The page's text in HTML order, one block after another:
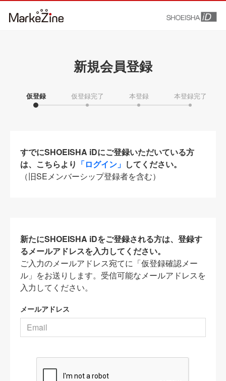
新規会員登録
仮登録 仮登録完了 本登録 本登録完了
すでにSHOEISHA iDにご登録いただいている方
は、こちらより 「ログイン」 してください。
（旧SEメンバーシップ登録者を含む）
新たにSHOEISHA iDをご登録される方は、登録す
るメールアドレスを入力してください。
ご入力のメールアドレス宛てに「仮登録確認メー
ル」をお送りします。受信可能なメールアドレスを
入力してください。
メールアドレス